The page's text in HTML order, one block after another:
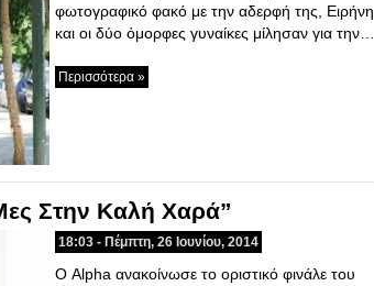
φωτογραφικό φακό με την αδερφή της, Ειρήνη
και οι δύο όμορφες γυναίκες μίλησαν για την…
Περισσότερα »
Στην Καλή Χαρά”
18:03 - Πέμπτη, 26 Ιουνίου, 2014
Ο Alpha ανακοίνωσε το οριστικό φινάλε του